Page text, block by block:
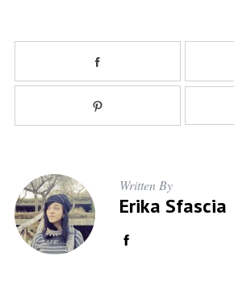
Written By
Erika Sfascia